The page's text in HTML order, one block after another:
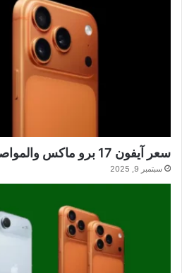
سعر آيفون 17 برو ماكس والمواصفات الرسمية
سبتمبر 9, 2025